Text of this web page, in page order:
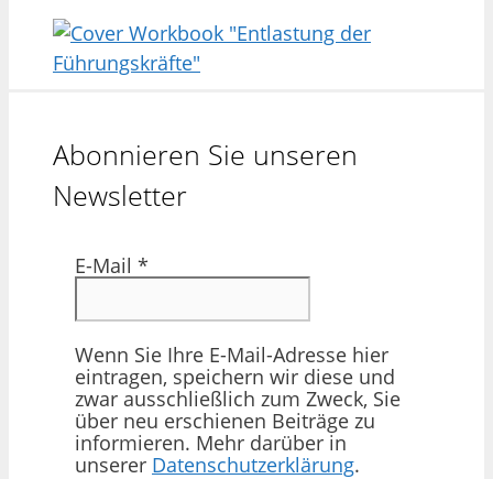
Abonnieren Sie unseren
Newsletter
E-Mail *
Wenn Sie Ihre E-Mail-Adresse hier
eintragen, speichern wir diese und
zwar ausschließlich zum Zweck, Sie
über neu erschienen Beiträge zu
informieren. Mehr darüber in
unserer Datenschutzerklärung.